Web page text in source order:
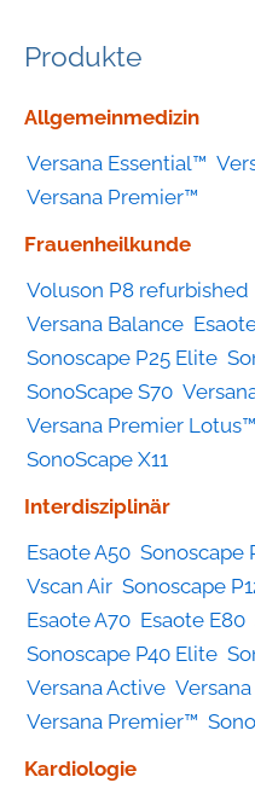
Produkte
Geräte
Kategorie
Allgemeinmedizin
Versana Essential™
Versana Premier™
Frauenheilkunde
Voluson P8 refurbished
Versana Balance
Sonoscape P25 Elite
SonoScape S70
Versana Premier Lotus™
SonoScape X11
Interdisziplinär
Esaote A50 Sonoscape
Vscan Air Sonoscape
Esaote A70 Esaote E80
Sonoscape P40 Elite
Versana Active
Versana Premier™
Kardiologie